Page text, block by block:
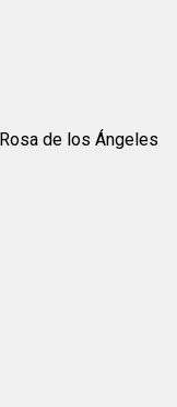
de los Ángeles